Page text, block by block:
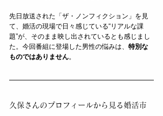
先日放送された「ザ・ノンフィクション」を見
て、婚活の現場で日々感じている“リアルな課
題”が、そのまま映し出されているとも感じまし
た。今回番組に登場した男性の悩みは、 特別な
ものではありません。
久保さんのプロフィールから見る婚活市